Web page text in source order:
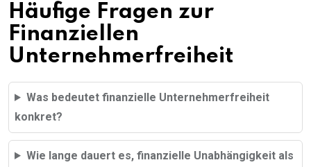
Häufige Fragen zur
Finanziellen
Unternehmerfreiheit
Was bedeutet finanzielle Unternehmerfreiheit
konkret?
Wie lange dauert es, finanzielle Unabhängigkeit als